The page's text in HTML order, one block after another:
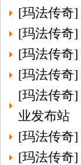
[玛法传奇]
[玛法传奇]
[玛法传奇]
[玛法传奇]
[玛法传奇]
业发布站
[玛法传奇]
[玛法传奇]